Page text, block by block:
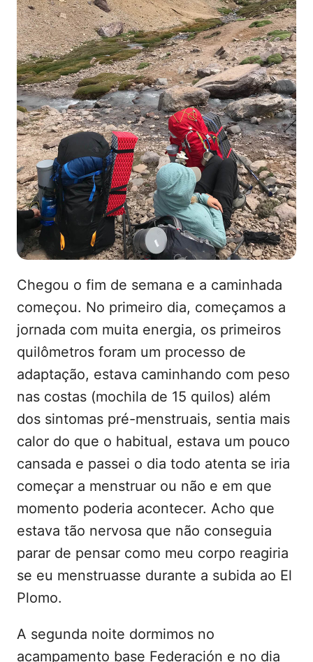
Chegou o fim de semana e a caminhada
começou. No primeiro dia, começamos a
jornada com muita energia, os primeiros
quilômetros foram um processo de
adaptação, estava caminhando com peso
nas costas (mochila de 15 quilos) além
dos sintomas pré-menstruais, sentia mais
calor do que o habitual, estava um pouco
cansada e passei o dia todo atenta se iria
começar a menstruar ou não e em que
momento poderia acontecer. Acho que
estava tão nervosa que não conseguia
parar de pensar como meu corpo reagiria
se eu menstruasse durante a subida ao El
Plomo.
A segunda noite dormimos no
acampamento base Federación e no dia